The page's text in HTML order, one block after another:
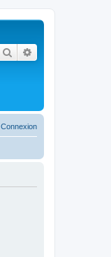
Rechercher
Connexion